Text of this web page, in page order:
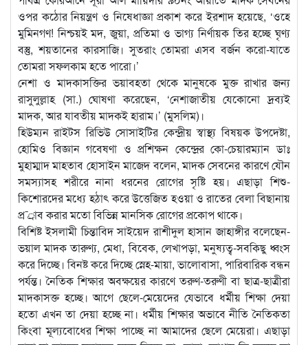
ওপর কঠোর নিয়ন্ত্রণ ও নিষেধাজ্ঞা প্রকাশ করে ইরশাদ হয়েছে, ‘ওহে
মুমিনগণ! নিশ্চয়ই মদ, জুয়া, প্রতিমা ও ভাগ্য নির্ণায়ক তির হচ্ছে ঘৃণ্য
বস্তু, শয়তানের কারসাজি। সুতরাং তোমরা এসব বর্জন করো-যাতে
তোমরা সফলকাম হতে পারো।’
নেশা ও মাদকাসক্তির ভয়াবহতা থেকে মানুষকে মুক্ত রাখার জন্য
রাসুলুল্লাহ (সা.) ঘোষণা করেছেন, ‘নেশাজাতীয় যেকোনো দ্রব্যই
মাদক, আর যাবতীয় মাদকই হারাম।’ (মুসলিম)।
হিউম্যন রাইটস রিভিউ সোসাইটির কেন্দ্রীয় স্বাস্থ্য বিষয়ক উপদেষ্টা,
হোমিও বিজ্ঞান গবেষণা ও প্রশিক্ষন কেন্দ্রের কো-চেয়ারম্যান ডাঃ
মুহাম্মাদ মাহতাব হোসাইন মাজেদ বলেন, মাদক সেবনের কারণে যৌন
সমস্যাসহ শরীরে নানা ধরনের রোগের সৃষ্টি হয়। এছাড়া শিশু-
কিশোরদের মধ্যে হঠাৎ করে উত্তেজিত হওয়া ও রাতের বেলা বিছানায়
প্র¯্রাব করার মতো বিভিন্ন মানসিক রোগের প্রকোপ থাকে।
বিশিষ্ট ইসলামী চিন্তাবিদ সাইয়েদ রাশীদুল হাসান জাহাঙ্গীর বলেছেন-
ভয়াল মাদক তারুণ্য, মেধা, বিবেক, লেখাপড়া, মনুষ্যত্ব-সবকিছু ধ্বংস
করে দিচ্ছে। বিনষ্ট করে দিচ্ছে স্নেহ-মায়া, ভালোবাসা, পারিবারিক বন্ধন
পর্যন্ত। নৈতিক শিক্ষার অবক্ষয়ের কারণে তরুণ-তরুণী বা ছাত্র-ছাত্রীরা
মাদকাসক্ত হচ্ছে। আগে ছেলে-মেয়েদের যেভাবে ধর্মীয় শিক্ষা দেয়া
হতো এখন তা দেয়া হচ্ছে না। ধর্মীয় শিক্ষার অভাবে নীতি নৈতিকতা
কিংবা মূল্যবোধের শিক্ষা পাচ্ছে না আমাদের ছেলে মেয়েরা। এছাড়া